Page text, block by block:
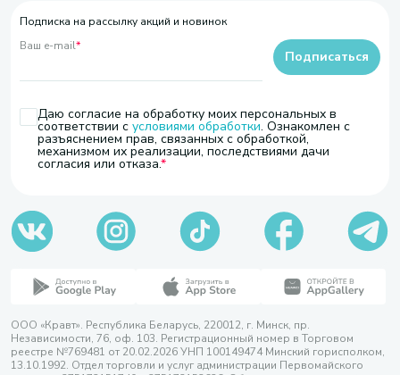
Подписка на рассылку акций и новинок
Ваш e-mail*
Даю согласие на обработку моих персональных в
соответствии с условиями обработки. Ознакомлен с
разъяснением прав, связанных с обработкой,
механизмом их реализации, последствиями дачи
согласия или отказа.
Подписаться
ООО «Кравт». Республика Беларусь, 220012, г. Минск, пр.
Независимости, 76, оф. 103. Регистрационный номер в Торговом
реестре №769481 от 20.02.2026 УНП 100149474 Минский горисполком,
13.10.1992. Отдел торговли и услуг администрации Первомайского